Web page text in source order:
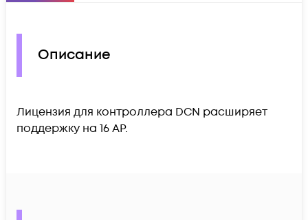
Описание
Лицензия для контроллера DCN расширяет
поддержку на 16 AP.